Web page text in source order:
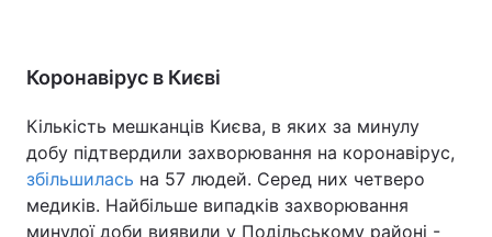
Коронавірус в Києві
Кількість мешканців Києва, в яких за минулу
добу підтвердили захворювання на коронавірус,
збільшилась на 57 людей. Серед них четверо
медиків. Найбільше випадків захворювання
минулої доби виявили у Подільському районі -